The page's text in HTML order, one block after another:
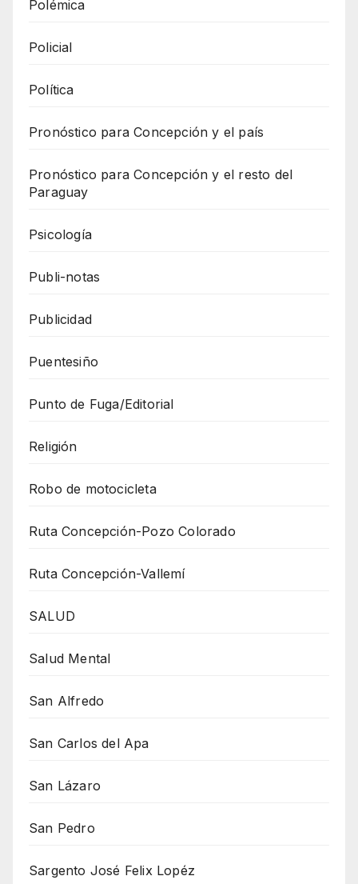
Polémica
Policial
Política
Pronóstico para Concepción y el país
Pronóstico para Concepción y el resto del
Paraguay
Psicología
Publi-notas
Publicidad
Puentesiño
Punto de Fuga/Editorial
Religión
Robo de motocicleta
Ruta Concepción-Pozo Colorado
Ruta Concepción-Vallemí
SALUD
Salud Mental
San Alfredo
San Carlos del Apa
San Lázaro
San Pedro
Sargento José Felix Lopéz